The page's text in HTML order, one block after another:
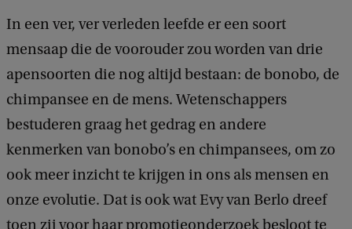
In een ver, ver verleden leefde er een soort
mensaap die de voorouder zou worden van drie
apensoorten die nog altijd bestaan: de bonobo, de
chimpansee en de mens. Wetenschappers
bestuderen graag het gedrag en andere
kenmerken van bonobo’s en chimpansees, om zo
ook meer inzicht te krijgen in ons als mensen en
onze evolutie. Dat is ook wat Evy van Berlo dreef
toen zij voor haar promotieonderzoek besloot te